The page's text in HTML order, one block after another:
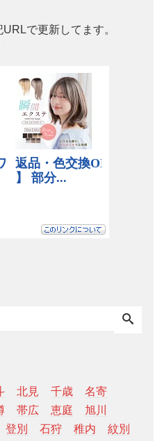
で更新してます。
北見 千歳
名寄
帯広 恵庭
旭川
登別 石狩 稚内
紋別